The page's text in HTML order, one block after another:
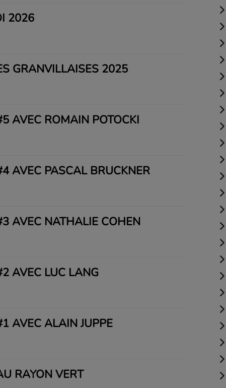
2026
GRANVILLAISES 2025
AVEC ROMAIN POTOCKI
AVEC PASCAL BRUCKNER
AVEC NATHALIE COHEN
AVEC LUC LANG
AVEC ALAIN JUPPÉ
RAYON VERT